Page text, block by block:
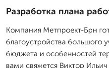
Разработка плана
Компания Метпроект-Брн
благоустройства большого
бюджета и особенностей
вами свяжется Виктор